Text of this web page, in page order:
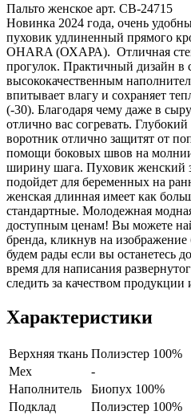
Пальто женское арт. CB-24715
Новинка 2024 года, очень
пуховик удлиненный прямого
OHARA (ОХАРА). Отличная
прогулок. Практичный дизайн в
высококачественным
впитывает влагу и сохраняет
(-30). Благодаря чему даже в
отлично вас согревать.
воротник отлично защитят от
помощи боковых швов на
ширину шага. Пуховик женский
подойдет для беременных на
женская длинная имеет как
стандартные. Молодежная
доступным ценам! Вы можете
бренда, кликнув на
будем рады если вы останетесь
время для написания
следить за качеством продукции
Характеристики
Верхняя ткань Полиэстер 100%
Мех
-
Наполнитель
Биопух 100%
Подклад
Полиэстер 100%